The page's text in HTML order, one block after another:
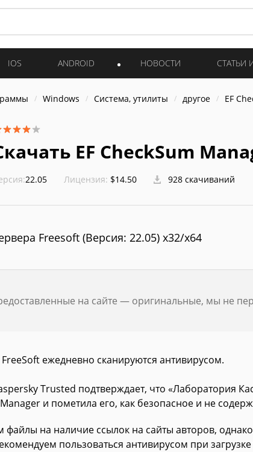
IOS ANDROID НОВОСТИ СТАТЬИ
Windows Система, утилиты другое EF
EF CheckSum
22.05 Лицензия: $14.50 928 скачиваний
Freesoft (Версия: 22.05) x32/x64
на сайте — оригинальные, мы не
ежедневно сканируются антивирусом.
Trusted подтверждает, что «Лаборатория
и пометила его, как безопасное и не
файлы на наличие ссылок на сайты авторов,
пользоваться антивирусом при